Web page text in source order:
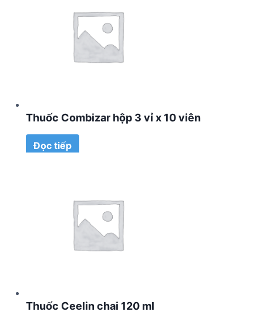
Thuốc Combizar hộp 3 vỉ x 10 viên
Đọc tiếp
Thuốc Ceelin chai 120 ml